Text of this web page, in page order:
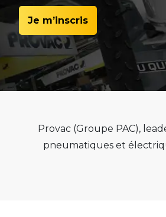
Je m’inscris
Provac (Groupe PAC),
pneumatiques et